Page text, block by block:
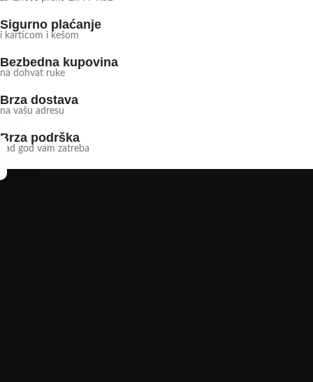
Sigurno plaćanje
i karticom i kešom
Bezbedna kupovina
na dohvat ruke
Brza dostava
na vašu adresu
Brza podrška
kad god vam zatreba